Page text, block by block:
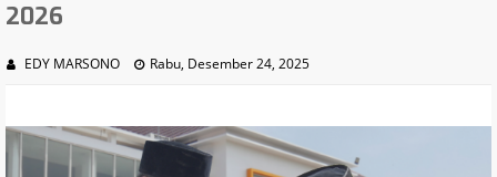
2026
EDY MARSONO Rabu, Desember 24, 2025